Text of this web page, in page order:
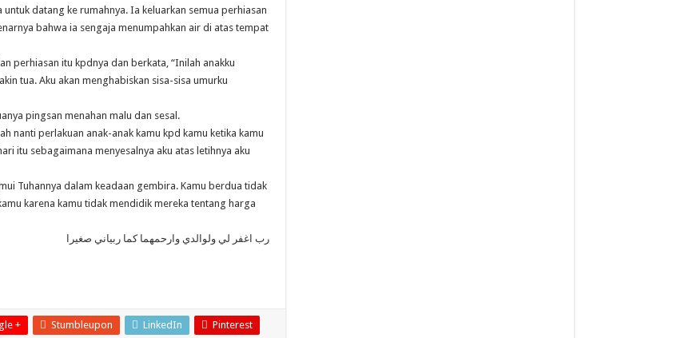
datang ke rumahnya. Ia keluarkan semua perhiasan
bahwa ia sengaja menumpahkan air di atas tempat
perhiasan itu kpdnya dan berkata, “Inilah anakku
tua. Aku akan menghabiskan sisa-sisa umurku
pingsan menahan malu dan sesal.
nanti perlakuan anak-anak kamu kpd kamu ketika kamu
itu sebagaimana menyesalnya aku atas letihnya aku
Tuhannya dalam keadaan gembira. Kamu berdua tidak
karena kamu tidak mendidik mereka tentang harga
رب اغفر لي ولوالدي وارحمهما كما ربياني صغيرا
+ Stumbleupon LinkedIn Pinterest